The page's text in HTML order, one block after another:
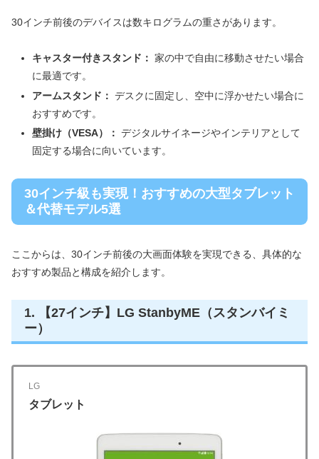
30インチ前後のデバイスは数キログラムの重さがあります。
キャスター付きスタンド： 家の中で自由に移動させたい場合
に最適です。
アームスタンド： デスクに固定し、空中に浮かせたい場合に
おすすめです。
壁掛け（VESA）： デジタルサイネージやインテリアとして
固定する場合に向いています。
30インチ級も実現！おすすめの大型タブレット
＆代替モデル5選
ここからは、30インチ前後の大画面体験を実現できる、具体的な
おすすめ製品と構成を紹介します。
1. 【27インチ】LG StanbyME（スタンバイミ
ー）
LG
タブレット